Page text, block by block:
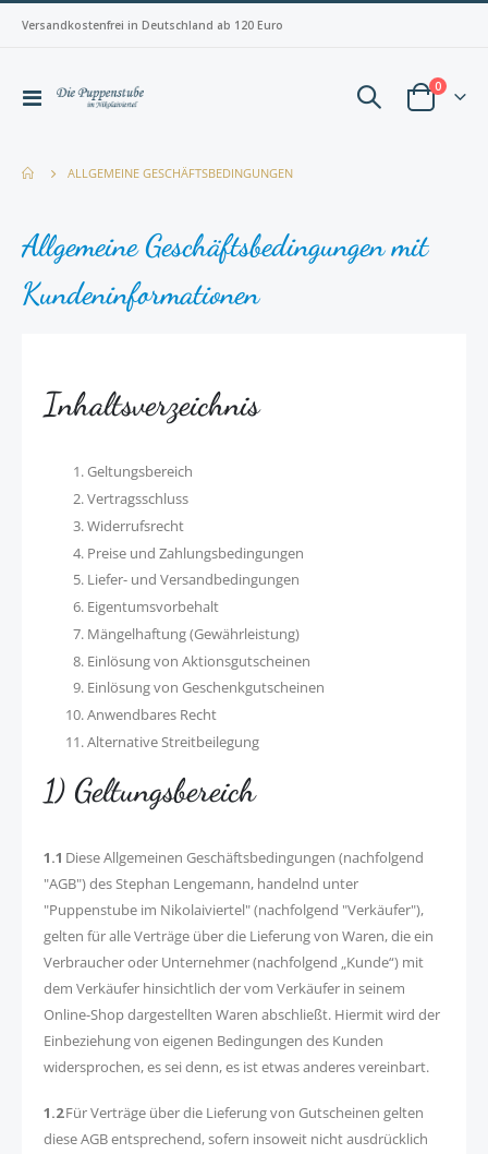
Versandkostenfrei in Deutschland ab 120 Euro
Navigation
Warenkorb
0Artikel
ALLGEMEINE GESCHÄFTSBEDINGUNGEN
Allgemeine Geschäftsbedingungen mit
Kundeninformationen
Inhaltsverzeichnis
Geltungsbereich
Vertragsschluss
Widerrufsrecht
Preise und Zahlungsbedingungen
Liefer- und Versandbedingungen
Eigentumsvorbehalt
Mängelhaftung (Gewährleistung)
Einlösung von Aktionsgutscheinen
Einlösung von Geschenkgutscheinen
Anwendbares Recht
Alternative Streitbeilegung
1) Geltungsbereich
1.1 Diese Allgemeinen Geschäftsbedingungen (nachfolgend
"AGB") des Stephan Lengemann, handelnd unter
"Puppenstube im Nikolaiviertel" (nachfolgend "Verkäufer"),
gelten für alle Verträge über die Lieferung von Waren, die ein
Verbraucher oder Unternehmer (nachfolgend „Kunde“) mit
dem Verkäufer hinsichtlich der vom Verkäufer in seinem
Online-Shop dargestellten Waren abschließt. Hiermit wird der
Einbeziehung von eigenen Bedingungen des Kunden
widersprochen, es sei denn, es ist etwas anderes vereinbart.
1.2Für Verträge über die Lieferung von Gutscheinen gelten
diese AGB entsprechend, sofern insoweit nicht ausdrücklich